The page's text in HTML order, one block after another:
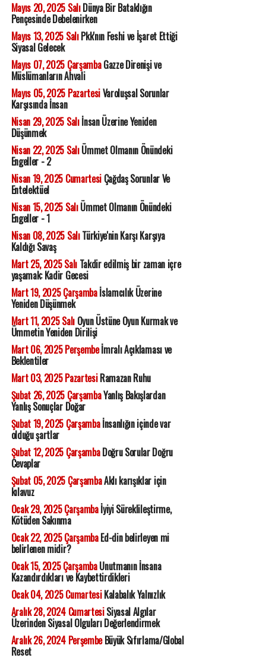
Mayıs 20, 2025 SalıDünya Bir Bataklığın
Pençesinde Debelenirken
Mayıs 13, 2025 SalıPkk'nın Feshi ve İşaret Ettiği
Siyasal Gelecek
Mayıs 07, 2025 ÇarşambaGazze Direnişi ve
Müslümanların Ahvali
Mayıs 05, 2025 PazartesiVaroluşsal Sorunlar
Karşısında İnsan
Nisan 29, 2025 Salıİnsan Üzerine Yeniden
Düşünmek
Nisan 22, 2025 SalıÜmmet Olmanın Önündeki
Engeller - 2
Nisan 19, 2025 CumartesiÇağdaş Sorunlar Ve
Entelektüel
Nisan 15, 2025 SalıÜmmet Olmanın Önündeki
Engeller - 1
Nisan 08, 2025 SalıTürkiye'nin Karşı Karşıya
Kaldığı Savaş
Mart 25, 2025 SalıTakdir edilmiş bir zaman içre
yaşamak: Kadir Gecesi
Mart 19, 2025 Çarşambaİslamcılık Üzerine
Yeniden Düşünmek
Mart 11, 2025 SalıOyun Üstüne Oyun Kurmak ve
Ümmetin Yeniden Dirilişi
Mart 06, 2025 Perşembeİmralı Açıklaması ve
Beklentiler
Mart 03, 2025 PazartesiRamazan Ruhu
Şubat 26, 2025 ÇarşambaYanlış Bakışlardan
Yanlış Sonuçlar Doğar
Şubat 19, 2025 Çarşambaİnsanlığın içinde var
olduğu şartlar
Şubat 12, 2025 ÇarşambaDoğru Sorular Doğru
Cevaplar
Şubat 05, 2025 ÇarşambaAklı karışıklar için
kılavuz
Ocak 29, 2025 Çarşambaİyiyi Süreklileştirme,
Kötüden Sakınma
Ocak 22, 2025 ÇarşambaEd-din belirleyen mi
belirlenen midir?
Ocak 15, 2025 ÇarşambaUnutmanın İnsana
Kazandırdıkları ve Kaybettirdikleri
Ocak 04, 2025 CumartesiKalabalık Yalnızlık
Aralık 28, 2024 CumartesiSiyasal Algılar
Üzerinden Siyasal Olguları Değerlendirmek
Aralık 26, 2024 PerşembeBüyük Sıfırlama/Global
Reset